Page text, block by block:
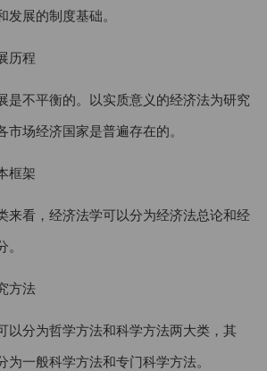
展的制度基础。
历程
是不平衡的。以实质意义的经济法为研究
场经济国家是普遍存在的。
框架
来看，经济法学可以分为经济法总论和经
方法
以分为哲学方法和科学方法两大类，其
一般科学方法和专门科学方法。